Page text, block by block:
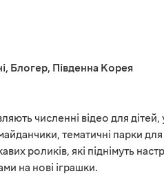
, Блогер, Південна Корея
численні відео для
тематичні парки
роликів, які піднімуть
на нові іграшки.